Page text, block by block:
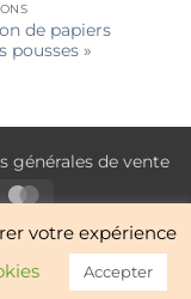
de papiers
pousses »
générales de vente
À PROPOS
votre expérience
Accepter